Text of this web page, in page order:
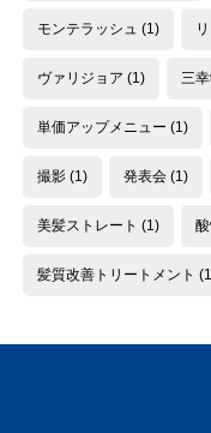
モンテラッシュ (1)
ヴァリジョア (1) 三
単価アップメニュー (1)
撮影 (1) 発表会 (1)
美髪ストレート (1)
髪質改善トリートメント